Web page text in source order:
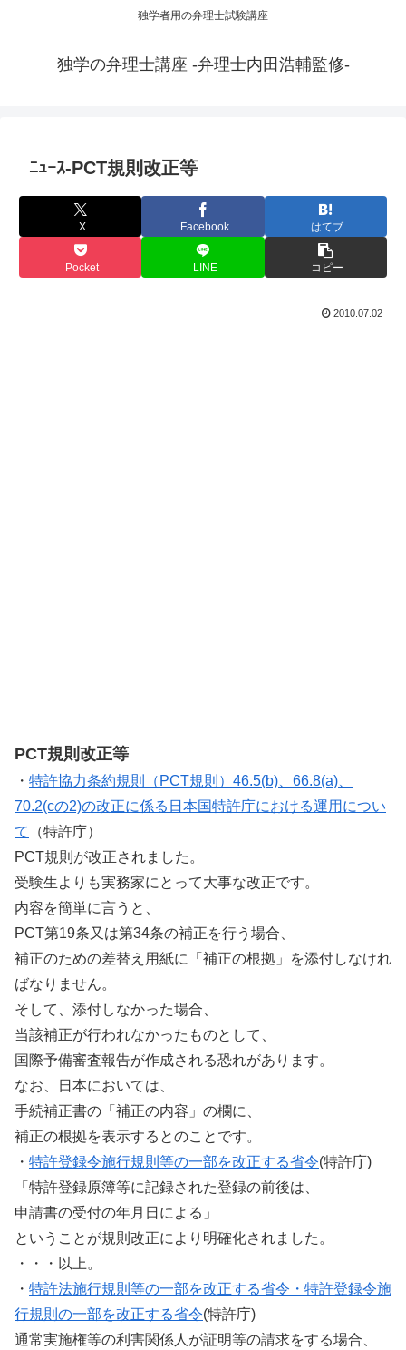
独学者用の弁理士試験講座
独学の弁理士講座 -弁理士内田浩輔監修-
ﾆｭｰｽ-PCT規則改正等
X Facebook はてブ
Pocket LINE コピー
2010.07.02
PCT規則改正等
・ 特許協力条約規則（PCT規則）46.5(b)、66.8(a)、
70.2(cの2)の改正に係る日本国特許庁における運用につい
て
（特許庁）
PCT規則が改正されました。
受験生よりも実務家にとって大事な改正です。
内容を簡単に言うと、
PCT第19条又は第34条の補正を行う場合、
補正のための差替え用紙に「補正の根拠」を添付しなけれ
ばなりません。
そして、添付しなかった場合、
当該補正が行われなかったものとして、
国際予備審査報告が作成される恐れがあります。
なお、日本においては、
手続補正書の「補正の内容」の欄に、
補正の根拠を表示するとのことです。
・ 特許登録令施行規則等の一部を改正する省令(特許庁)
「特許登録原簿等に記録された登録の前後は、
申請書の受付の年月日による」
ということが規則改正により明確化されました。
・・・以上。
・ 特許法施行規則等の一部を改正する省令・特許登録令施
行規則の一部を改正する省令(特許庁)
通常実施権等の利害関係人が証明等の請求をする場合、